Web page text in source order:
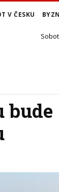
V ČESKU
bude